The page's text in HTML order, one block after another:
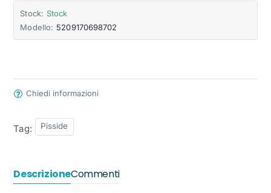
Stock: Stock
Modello: 5209170698702
Chiedi informazioni
Tag: Pisside
DescrizioneCommenti